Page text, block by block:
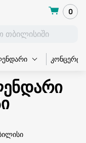
0
კონცერტი